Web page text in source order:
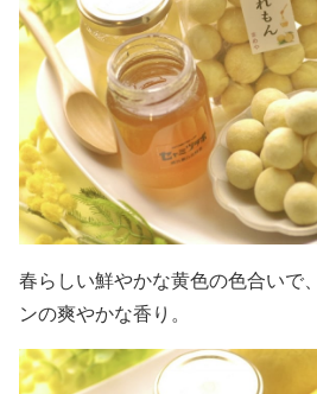
春らしい鮮やかな黄色の色合いで
ンの爽やかな香り。